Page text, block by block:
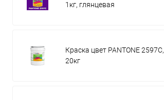
1кг, глянцевая
Краска цвет PANTONE 2597C,
20кг